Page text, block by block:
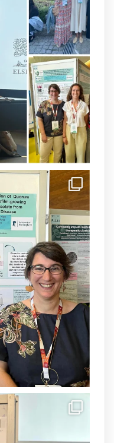
dual β-lactam
of multidrug-
infections is now
result of a
@idisbaib,
Cornelia
at Monash
a Isabel Maria
del
per